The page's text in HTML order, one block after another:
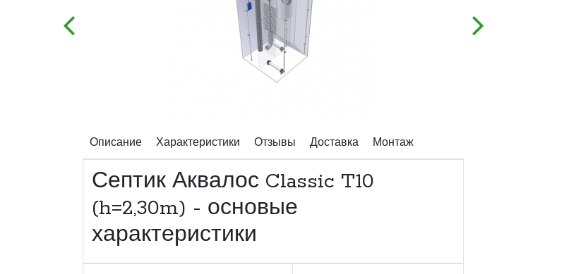
Описание Характеристики Отзывы Доставка Монтаж
Септик Аквалос Classic T10
(h=2,30m) - основые
характеристики